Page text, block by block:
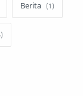
Berita